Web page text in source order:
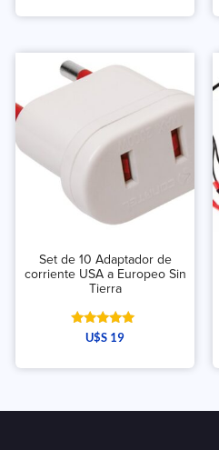
Set de 10 Adaptador de
corriente USA a Europeo Sin
Tierra
Valorado
con
de 5
U$S 19